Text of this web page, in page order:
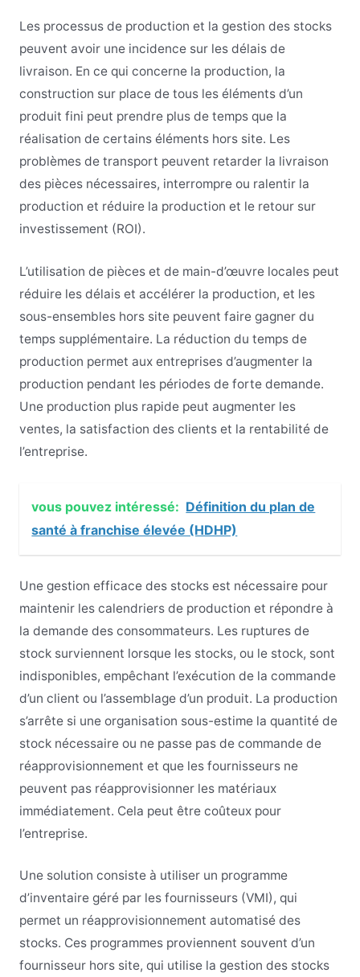
Les processus de production et la gestion des stocks
peuvent avoir une incidence sur les délais de
livraison. En ce qui concerne la production, la
construction sur place de tous les éléments d’un
produit fini peut prendre plus de temps que la
réalisation de certains éléments hors site. Les
problèmes de transport peuvent retarder la livraison
des pièces nécessaires, interrompre ou ralentir la
production et réduire la production et le retour sur
investissement (ROI).
L’utilisation de pièces et de main-d’œuvre locales peut
réduire les délais et accélérer la production, et les
sous-ensembles hors site peuvent faire gagner du
temps supplémentaire. La réduction du temps de
production permet aux entreprises d’augmenter la
production pendant les périodes de forte demande.
Une production plus rapide peut augmenter les
ventes, la satisfaction des clients et la rentabilité de
l’entreprise.
vous pouvez intéressé: Définition du plan de
santé à franchise élevée (HDHP)
Une gestion efficace des stocks est nécessaire pour
maintenir les calendriers de production et répondre à
la demande des consommateurs. Les ruptures de
stock surviennent lorsque les stocks, ou le stock, sont
indisponibles, empêchant l’exécution de la commande
d’un client ou l’assemblage d’un produit. La production
s’arrête si une organisation sous-estime la quantité de
stock nécessaire ou ne passe pas de commande de
réapprovisionnement et que les fournisseurs ne
peuvent pas réapprovisionner les matériaux
immédiatement. Cela peut être coûteux pour
l’entreprise.
Une solution consiste à utiliser un programme
d’inventaire géré par les fournisseurs (VMI), qui
permet un réapprovisionnement automatisé des
stocks. Ces programmes proviennent souvent d’un
fournisseur hors site, qui utilise la gestion des stocks